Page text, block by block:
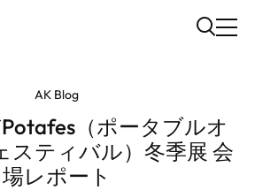
AK Blog
（ポータブルオ
スティバル）冬季展 会
場レポート